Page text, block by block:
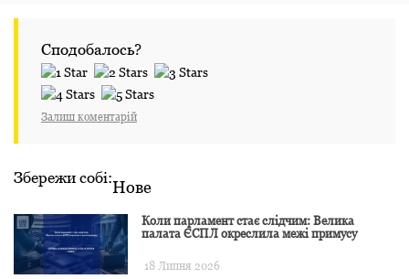
Сподобалось?
Залиш коментарій
Збережи собі:Нове
Коли парламент стає слідчим: Велика
палата ЄСПЛ окреслила межі примусу
18 Липня 2026